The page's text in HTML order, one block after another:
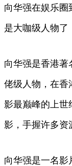
向华强在娱乐圈
是大咖级人物了
向华强是香港著
佬级人物，在香
影最巅峰的上世
影，手握许多资
向华强是一名